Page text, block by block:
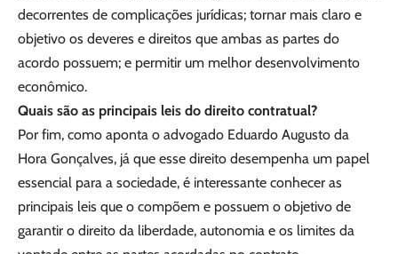
decorrentes de complicações jurídicas; tornar mais claro e
objetivo os deveres e direitos que ambas as partes do
acordo possuem; e permitir um melhor desenvolvimento
econômico.
Quais são as principais leis do direito contratual?
Por fim, como aponta o advogado Eduardo Augusto da
Hora Gonçalves, já que esse direito desempenha um papel
essencial para a sociedade, é interessante conhecer as
principais leis que o compõem e possuem o objetivo de
garantir o direito da liberdade, autonomia e os limites da